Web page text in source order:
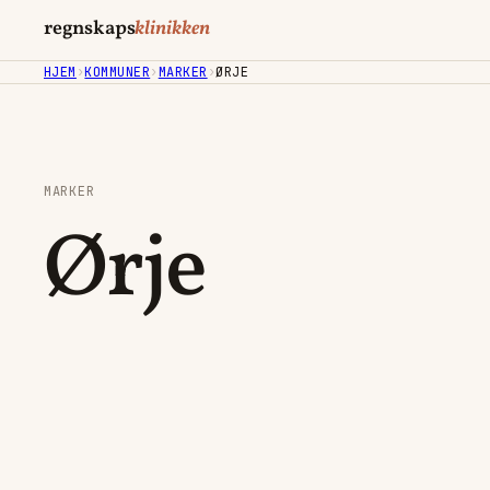
regnskapsklinikken
HJEM ›KOMMUNER›MARKER ›ØRJE
MARKER
Ørje